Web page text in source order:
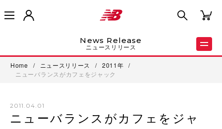
News Release
ニュースリリース
Home / ニュースリリース / 2011年
/
ニューバランスがカフェをジャック
2011.04.01
ニューバランスがカフェをジャ